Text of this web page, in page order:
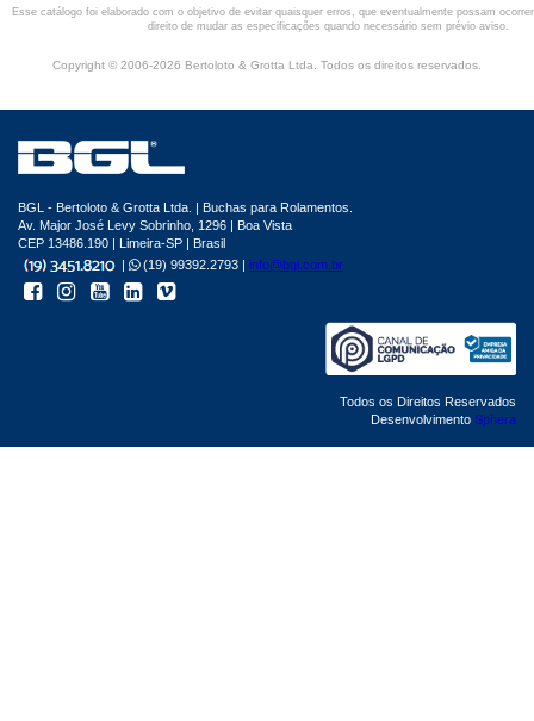
Esse catálogo foi elaborado com o objetivo de evitar quaisquer erros, que eventualmente possam
direito de mudar as especificações quando necessário sem prévio aviso.
Copyright © 2006-2026 Bertoloto & Grotta Ltda. Todos os direitos reservados.
BGL - Bertoloto & Grotta Ltda. | Buchas para Rolamentos.
Av. Major José Levy Sobrinho, 1296 | Boa Vista
CEP 13486.190 | Limeira-SP | Brasil
|
(19) 99392.2793 | info@bgl.com.br
Todos os Direitos Reservados
Desenvolvimento Sphera